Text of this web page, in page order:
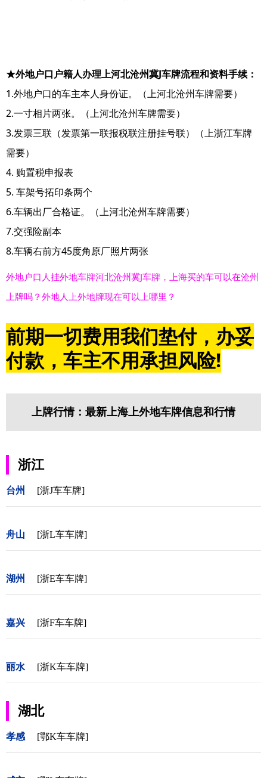
★外地户口户籍人办理上河北沧州冀J车牌流程和资料手续：
1.外地户口的车主本人身份证。（上河北沧州车牌需要）
2.一寸相片两张。（上河北沧州车牌需要）
3.发票三联（发票第一联报税联注册挂号联）（上浙江车牌
需要）
4. 购置税申报表
5. 车架号拓印条两个
6.车辆出厂合格证。（上河北沧州车牌需要）
7.交强险副本
8.车辆右前方45度角原厂照片两张
外地户口人挂外地车牌河北沧州冀J车牌，上海买的车可以在沧州
上牌吗？外地人上外地牌现在可以上哪里？
前期一切费用我们垫付，办妥
付款，车主不用承担风险!
上牌行情：最新上海上外地车牌信息和行情
浙江
台州 [浙J车车牌]
舟山 [浙L车车牌]
湖州 [浙E车车牌]
嘉兴 [浙F车车牌]
丽水 [浙K车车牌]
湖北
孝感 [鄂K车车牌]